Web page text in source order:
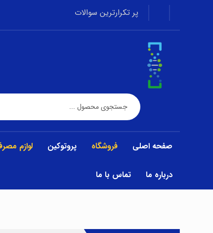
پر تکرارترین سوالات
صفحه اصلی فروشگاه پروتوکین لوازم
درباره ما تماس با ما